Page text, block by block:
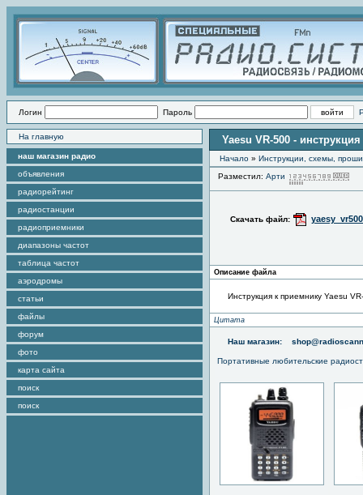
Логин Пароль
На главную
наш магазин радио
объявления
радиорейтинг
радиостанции
радиоприемники
диапазоны частот
таблица частот
аэродромы
статьи
файлы
форум
фото
карта сайта
поиск
поиск
Yaesu VR-500 -
Начало » Инструкции, схемы,
Разместил: Арти
Скачать файл:
Описание файла
Инструкция к приемнику Yaesu
Цитата
Наш магазин:
Портативные любительские